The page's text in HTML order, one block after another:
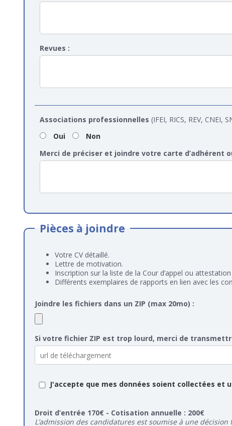
Revues :
Associations professionnelles (IFEI, RICS, REV, CNEI,
Oui
Non
Merci de préciser et joindre votre carte
Pièces à joindre
Votre CV détaillé.
Lettre de motivation.
Inscription sur la liste de la Cour d’appel ou
Différents exemplaires de rapports en lien avec les
Joindre les fichiers dans un ZIP (max 20mo) :
Si votre fichier ZIP est trop lourd, merci de
J'accepte que mes données soient collectées et
Droit d’entrée 170€ - Cotisation annuelle : 200€
L’admission des candidatures est soumise à une décision